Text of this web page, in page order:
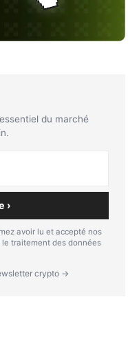
du marché
›
avoir lu et accepté nos
traitement des données
crypto →